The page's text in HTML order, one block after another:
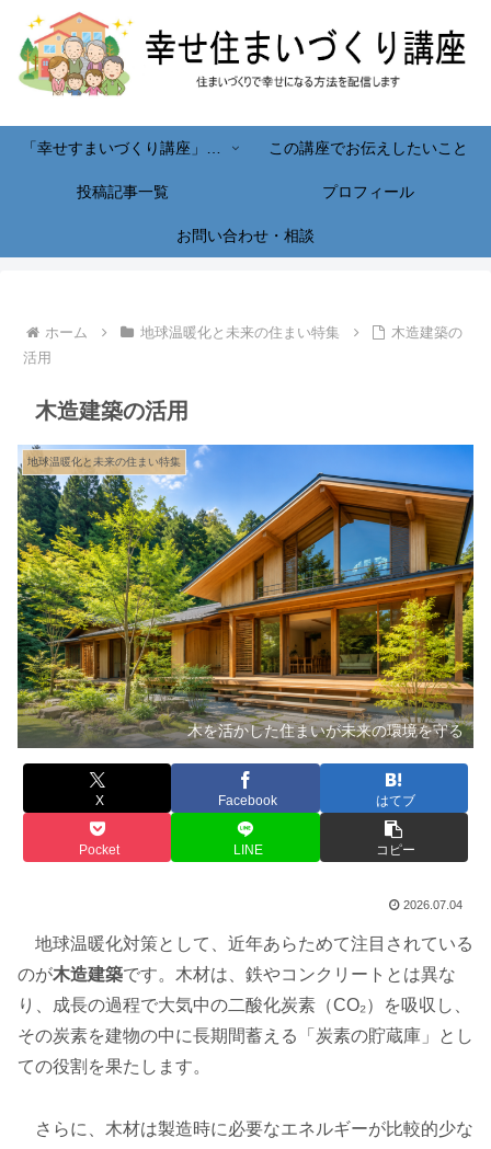
この講座でお伝えしたいこと
投稿記事一覧 プロフィール
お問い合わせ・相談
ホーム 地球温暖化と未来の住まい特集
木造建築の
活用
木造建築の活用
地球温暖化と未来の住まい特集
木を活かした住まいが未来の環境を守る
X Facebook はてブ
Pocket LINE コピー
2026.07.04
地球温暖化対策として、近年あらためて注目されている
のが木造建築です。木材は、鉄やコンクリートとは異な
り、成長の過程で大気中の二酸化炭素（CO₂）を吸収し、
その炭素を建物の中に長期間蓄える「炭素の貯蔵庫」とし
ての役割を果たします。
さらに、木材は製造時に必要なエネルギーが比較的少な